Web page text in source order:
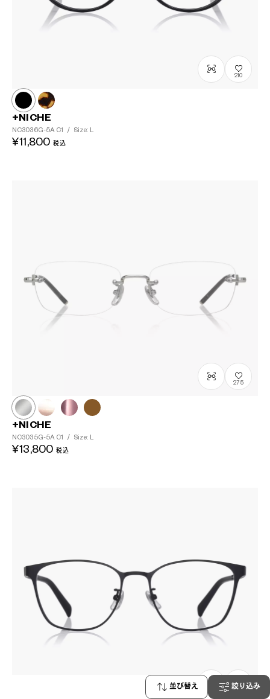
並び替え 絞り込み
210
+NICHE
NC3036G-5A C1 / Size: L
¥11,800 税込
275
+NICHE
NC3035G-5A C1 / Size: L
¥13,800 税込
82